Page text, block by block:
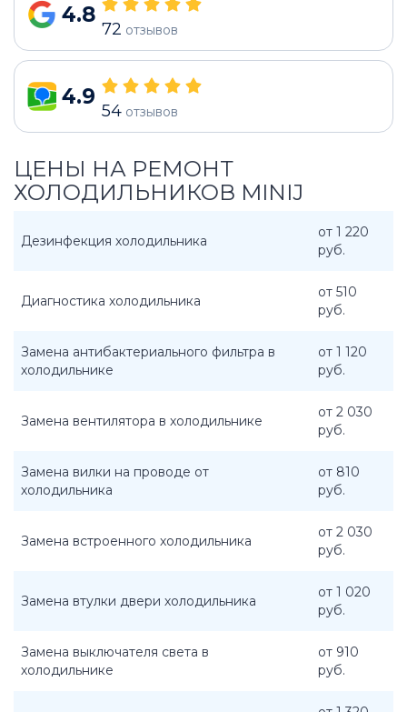
4.8
72 отзывов
4.9
54 отзывов
ЦЕНЫ НА РЕМОНТ
ХОЛОДИЛЬНИКОВ MINIJ
Дезинфекция холодильника
от 1 220
руб.
Диагностика холодильника
от 510
руб.
Замена антибактериального фильтра в
холодильнике
от 1 120
руб.
Замена вентилятора в холодильнике
от 2 030
руб.
Замена вилки на проводе от
холодильника
от 810
руб.
Замена встроенного холодильника
от 2 030
руб.
Замена втулки двери холодильника
от 1 020
руб.
Замена выключателя света в
холодильнике
от 910
руб.